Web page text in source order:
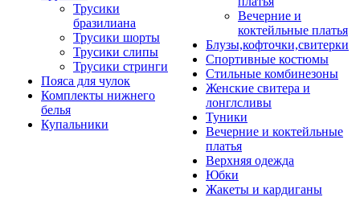
Трусики
бразилиана
Трусики шорты
Трусики слипы
Трусики стринги
Пояса для чулок
Комплекты нижнего
белья
Купальники
Вечерние и
коктейльные платья
Блузы,кофточки,свитерки
Спортивные костюмы
Стильные комбинезоны
Женские свитера и
лонглсливы
Туники
Вечерние и коктейльные
платья
Верхняя одежда
Юбки
Жакеты и кардиганы